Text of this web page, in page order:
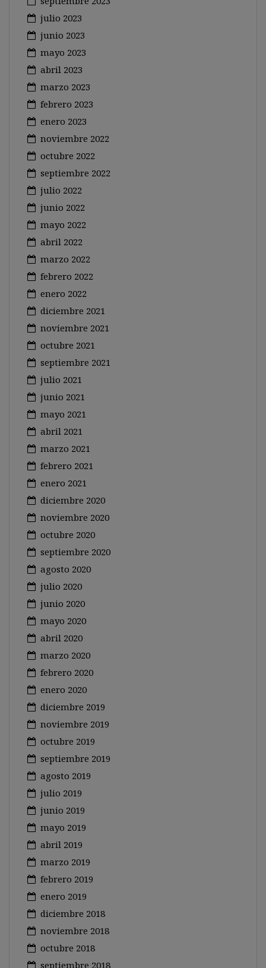
julio 2023
junio 2023
mayo 2023
abril 2023
marzo 2023
febrero 2023
enero 2023
noviembre 2022
octubre 2022
septiembre 2022
julio 2022
junio 2022
mayo 2022
abril 2022
marzo 2022
febrero 2022
enero 2022
diciembre 2021
noviembre 2021
octubre 2021
septiembre 2021
julio 2021
junio 2021
mayo 2021
abril 2021
marzo 2021
febrero 2021
enero 2021
diciembre 2020
noviembre 2020
octubre 2020
septiembre 2020
agosto 2020
julio 2020
junio 2020
mayo 2020
abril 2020
marzo 2020
febrero 2020
enero 2020
diciembre 2019
noviembre 2019
octubre 2019
septiembre 2019
agosto 2019
julio 2019
junio 2019
mayo 2019
abril 2019
marzo 2019
febrero 2019
enero 2019
diciembre 2018
noviembre 2018
octubre 2018
septiembre 2018